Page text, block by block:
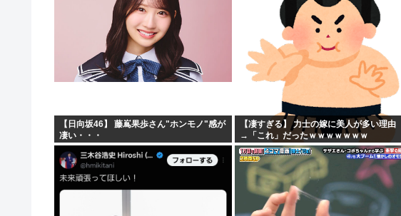
【日向坂46】 藤嶌果歩さん"ホンモノ"感が
凄い・・・
【凄すぎる】 力士の嫁に美人が多い理由
→「これ」だったｗｗｗｗｗｗｗ